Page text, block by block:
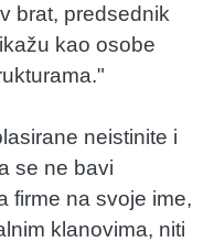
brat, predsednik
kao osobe
neistinite i
se ne bavi
firme na svoje ime,
klanovima, niti